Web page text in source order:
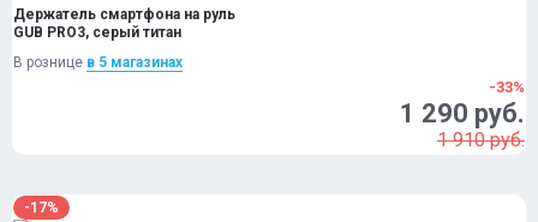
Держатель смартфона на руль
GUB PRO3, серый титан
В рознице в 5 магазинах
-33%
1 290 руб.
1 910 руб.
-17%